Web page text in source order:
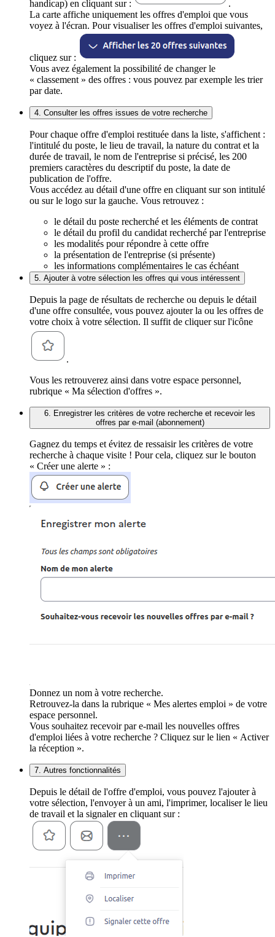
handicap) en cliquant sur :
.
La carte affiche uniquement les offres d'emploi que vous
voyez à l'écran. Pour visualiser les offres d'emploi suivantes,
cliquez sur :
Vous avez également la possibilité de changer le
« classement » des offres : vous pouvez par exemple les trier
par date.
4. Consulter les offres issues de votre recherche
Pour chaque offre d'emploi restituée dans la liste, s'affichent :
l'intitulé du poste, le lieu de travail, la nature du contrat et la
durée de travail, le nom de l'entreprise si précisé, les 200
premiers caractères du descriptif du poste, la date de
publication de l'offre.
Vous accédez au détail d'une offre en cliquant sur son intitulé
ou sur le logo sur la gauche. Vous retrouvez :
le détail du poste recherché et les éléments de contrat
le détail du profil du candidat recherché par l'entreprise
les modalités pour répondre à cette offre
la présentation de l'entreprise (si présente)
les informations complémentaires le cas échéant
5. Ajouter à votre sélection les offres qui vous intéressent
Depuis la page de résultats de recherche ou depuis le détail
d'une offre consultée, vous pouvez ajouter la ou les offres de
votre choix à votre sélection. Il suffit de cliquer sur l'icône
.
Vous les retrouverez ainsi dans votre espace personnel,
rubrique « Ma sélection d'offres ».
6. Enregistrer les critères de votre recherche et recevoir les
offres par e-mail (abonnement)
Gagnez du temps et évitez de ressaisir les critères de votre
recherche à chaque visite ! Pour cela, cliquez sur le bouton
« Créer une alerte » :
Donnez un nom à votre recherche.
Retrouvez-la dans la rubrique « Mes alertes emploi » de votre
espace personnel.
Vous souhaitez recevoir par e-mail les nouvelles offres
d'emploi liées à votre recherche ? Cliquez sur le lien « Activer
la réception ».
7. Autres fonctionnalités
Depuis le détail de l'offre d'emploi, vous pouvez l'ajouter à
votre sélection, l'envoyer à un ami, l'imprimer, localiser le lieu
de travail et la signaler en cliquant sur :